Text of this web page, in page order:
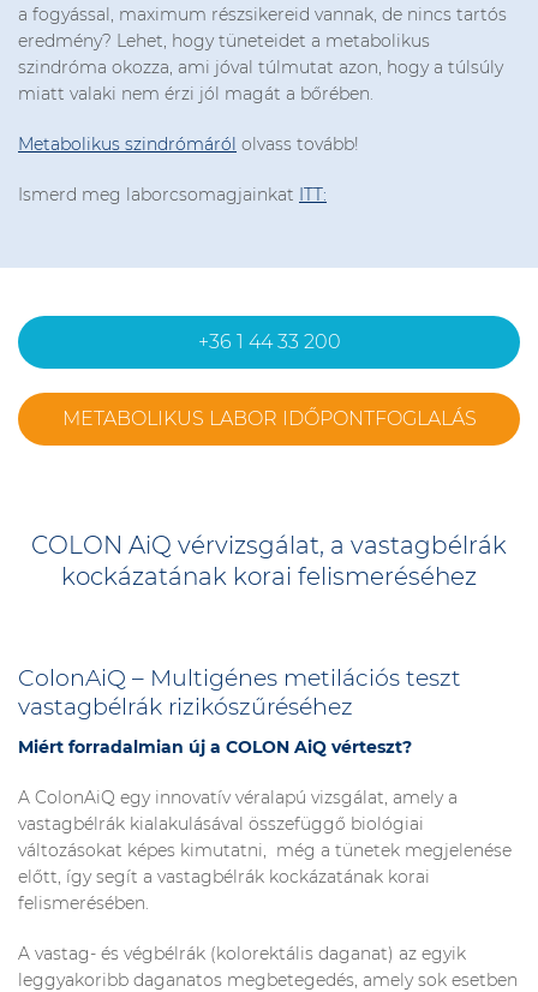
a fogyással, maximum részsikereid vannak, de nincs tartós
eredmény? Lehet, hogy tüneteidet a metabolikus
szindróma okozza, ami jóval túlmutat azon, hogy a túlsúly
miatt valaki nem érzi jól magát a bőrében.
Metabolikus szindrómáról olvass tovább!
Ismerd meg laborcsomagjainkat ITT:
+36 1 44 33 200
METABOLIKUS LABOR IDŐPONTFOGLALÁS
COLON AiQ vérvizsgálat, a vastagbélrák
kockázatának korai felismeréséhez
ColonAiQ – Multigénes metilációs teszt
vastagbélrák rizikószűréséhez
Miért forradalmian új a COLON AiQ vérteszt?
A ColonAiQ egy innovatív véralapú vizsgálat, amely a
vastagbélrák kialakulásával összefüggő biológiai
változásokat képes kimutatni, még a tünetek megjelenése
előtt, így segít a vastagbélrák kockázatának korai
felismerésében.
A vastag- és végbélrák (kolorektális daganat) az egyik
leggyakoribb daganatos megbetegedés, amely sok esetben